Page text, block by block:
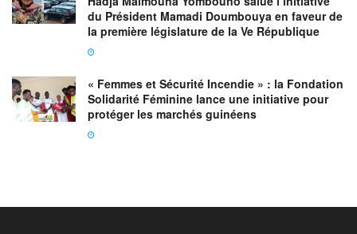
du Président Mamadi Doumbouya en faveur de
la première législature de la Ve République
« Femmes et Sécurité Incendie » : la Fondation
Solidarité Féminine lance une initiative pour
protéger les marchés guinéens